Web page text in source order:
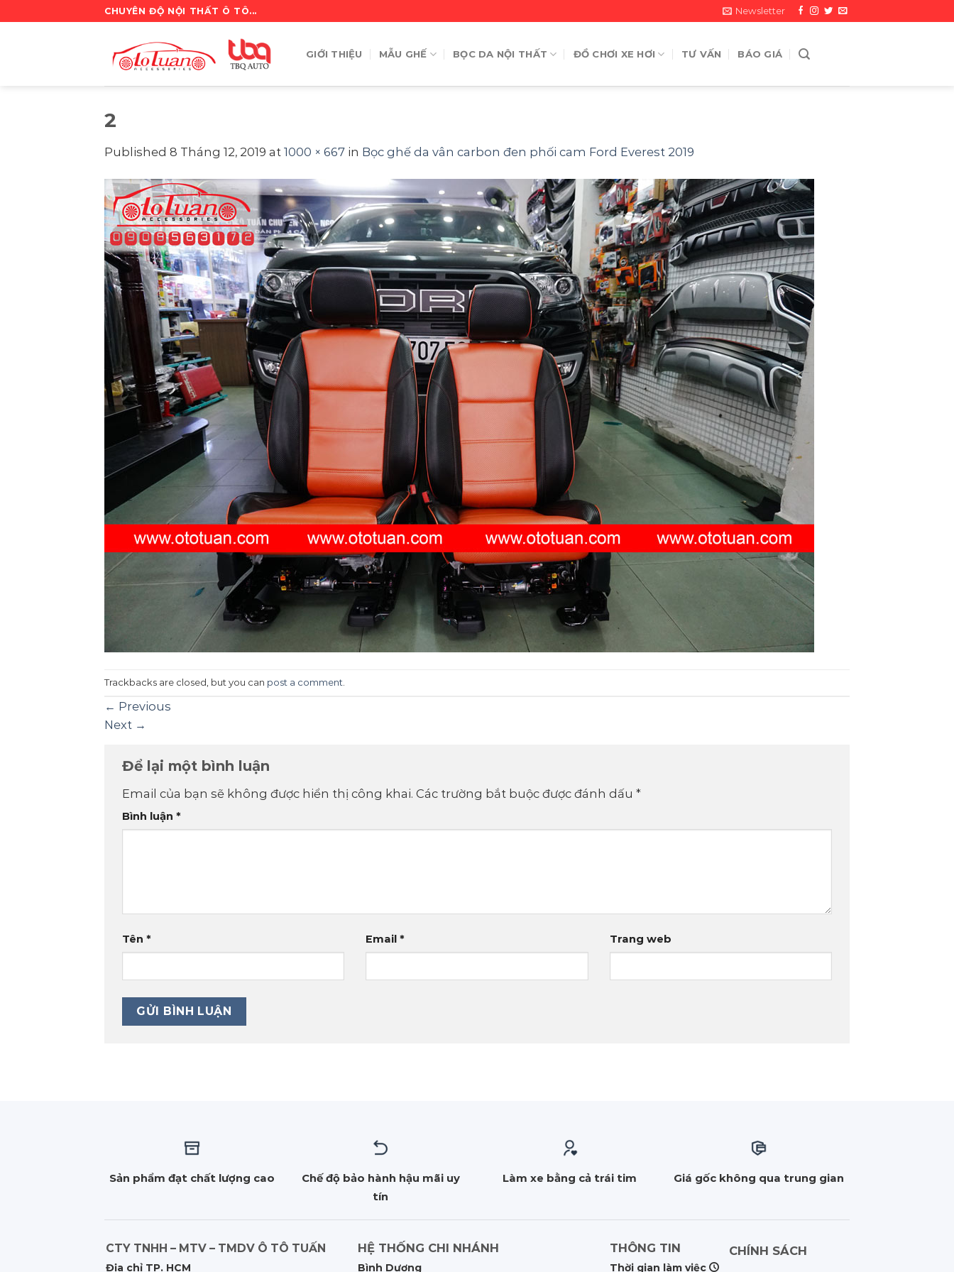
CHUYÊN ĐỘ NỘI THẤT Ô TÔ... Newsletter
GIỚI THIỆU MẪU GHẾ BỌC DA NỘI THẤT ĐỒ CHƠI XE HƠI TƯ VẤN BÁO GIÁ
2
Published 8 Tháng 12, 2019 at 1000 × 667 in Bọc ghế da vân carbon đen phối cam Ford Everest 2019
Trackbacks are closed, but you can post a comment
← Previous
Next →
Để lại một bình luận
Email của bạn sẽ không được hiển thị công khai. Các trường bắt buộc được đánh dấu *
Bình luận *
Tên * Email* Trang web
Sản phẩm đạt chất lượng cao
Chế độ bảo hành hậu mãi uy
tín
Làm xe bằng cả trái tim Giá gốc không qua trung gian
CTY TNHH – MTV – TMDV Ô TÔ TUẤN
Địa chỉ TP. HCM
HỆ THỐNG CHI NHÁNH
Bình Dương
THÔNG TIN
Thời gian làm việc
CHÍNH SÁCH